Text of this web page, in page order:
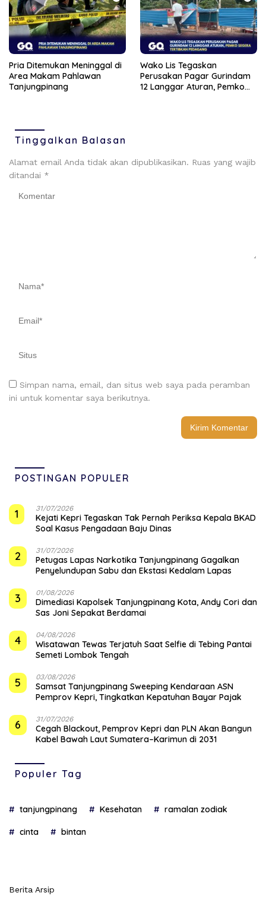
Pria Ditemukan Meninggal di
Area Makam Pahlawan
Tanjungpinang
Wako Lis Tegaskan
Perusakan Pagar Gurindam
12 Langgar Aturan, Pemko
Tinggalkan Balasan
Alamat email Anda tidak akan dipublikasikan. Ruas yang wajib
ditandai *
Simpan nama, email, dan situs web saya pada peramban
ini untuk komentar saya berikutnya.
POSTINGAN POPULER
1 31/07/2026
Kejati Kepri Tegaskan Tak Pernah Periksa Kepala BKAD
Soal Kasus Pengadaan Baju Dinas
2 31/07/2026
Petugas Lapas Narkotika Tanjungpinang Gagalkan
Penyelundupan Sabu dan Ekstasi Kedalam Lapas
3 01/08/2026
Dimediasi Kapolsek Tanjungpinang Kota, Andy Cori dan
Sas Joni Sepakat Berdamai
4 04/08/2026
Wisatawan Tewas Terjatuh Saat Selfie di Tebing Pantai
Semeti Lombok Tengah
5 03/08/2026
Samsat Tanjungpinang Sweeping Kendaraan ASN
Pemprov Kepri, Tingkatkan Kepatuhan Bayar Pajak
6 31/07/2026
Cegah Blackout, Pemprov Kepri dan PLN Akan Bangun
Kabel Bawah Laut Sumatera–Karimun di 2031
Populer Tag
tanjungpinang Kesehatan ramalan zodiak
cinta bintan
Berita Arsip